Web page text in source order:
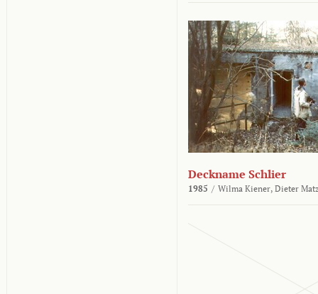
Deckname Schlier
1985 / Wilma Kiener, Dieter